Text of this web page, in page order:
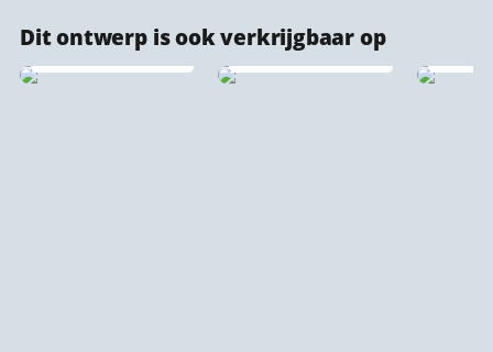
Dit ontwerp is ook verkrijgbaar op
PET Vilt Stadsprint 🔇